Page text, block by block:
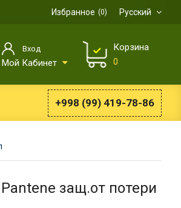
Русский
Избранное 0
Вход
Мой Кабинет
Корзина
0
+998 (99) 419-78-86
защ.от потери